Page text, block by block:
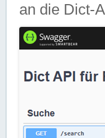
an die Dict-